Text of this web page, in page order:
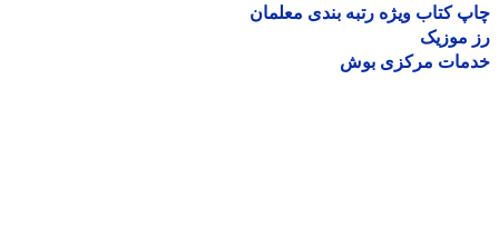
کتاب ویژه رتبه بندی معلمان
موزیک
مرکزی بوش